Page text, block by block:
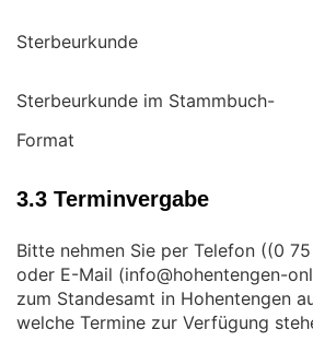
Sterbeurkunde
Sterbeurkunde im Stammbuch-
Format
3.3 Terminvergabe
Bitte nehmen Sie per Telefon (
oder E-Mail (
zum Standesamt in Hohentengen
welche Termine zur Verfügung